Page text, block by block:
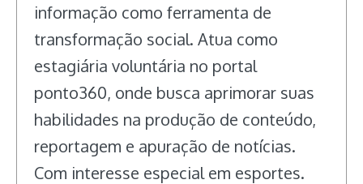
informação como ferramenta de
transformação social. Atua como
estagiária voluntária no portal
ponto360, onde busca aprimorar suas
habilidades na produção de conteúdo,
reportagem e apuração de notícias.
Com interesse especial em esportes.